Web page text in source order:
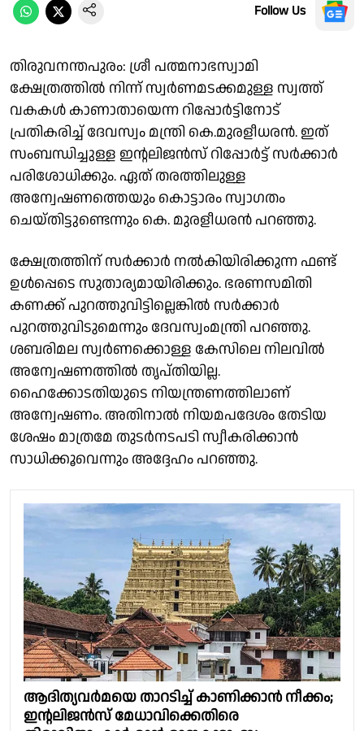
Follow Us
തിരുവനന്തപുരം: ശ്രീ പത്മനാഭസ്വാമി
ക്ഷേത്രത്തില്‍ നിന്ന് സ്വര്‍ണമടക്കമുള്ള സ്വത്ത്
വകകള്‍ കാണാതായെന്ന റിപ്പോര്‍ട്ടിനോട്
പ്രതികരിച്ച് ദേവസ്വം മന്ത്രി കെ.മുരളീധരൻ. ഇത്
സംബന്ധിച്ചുള്ള ഇൻ്റലിജന്‍സ് റിപ്പോര്‍ട്ട് സര്‍ക്കാര്‍
പരിശോധിക്കും. ഏത് തരത്തിലുള്ള
അന്വേഷണത്തെയും കൊട്ടാരം സ്വാഗതം
ചെയ്തിട്ടുണ്ടെന്നും കെ. മുരളീധരൻ പറഞ്ഞു.
ക്ഷേത്രത്തിന് സർക്കാർ നൽകിയിരിക്കുന്ന ഫണ്ട്
ഉൾപ്പെടെ സുതാര്യമായിരിക്കും. ഭരണസമിതി
കണക്ക് പുറത്തുവിട്ടില്ലെങ്കിൽ സർക്കാർ
പുറത്തുവിടുമെന്നും ദേവസ്വംമന്ത്രി പറഞ്ഞു.
ശബരിമല സ്വർണക്കൊള്ള കേസിലെ നിലവിൽ
അന്വേഷണത്തിൽ തൃപ്തിയില്ല.
ഹൈക്കോടതിയുടെ നിയന്ത്രണത്തിലാണ്
അന്വേഷണം. അതിനാൽ നിയമപദേശം തേടിയ
ശേഷം മാത്രമേ തുടർനടപടി സ്വീകരിക്കാൻ
സാധിക്കൂവെന്നും അദ്ദേഹം പറഞ്ഞു.
ആദിത്യവർമയെ താറടിച്ച് കാണിക്കാൻ നീക്കം;
ഇൻ്റലിജൻസ് മേധാവിക്കെതിരെ